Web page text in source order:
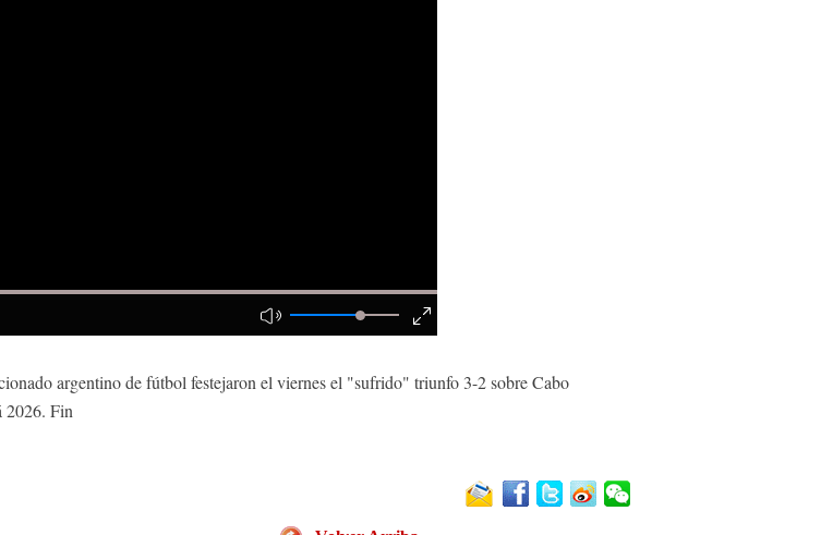
argentino de fútbol festejaron el viernes el "sufrido" triunfo 3-2 sobre Cabo
2026. Fin